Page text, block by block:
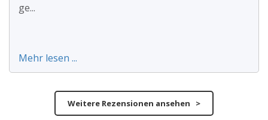
ge...
Mehr lesen ...
Weitere Rezensionen ansehen >